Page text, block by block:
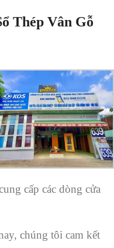
Thép Vân Gỗ
cấp các dòng cửa
chúng tôi cam kết